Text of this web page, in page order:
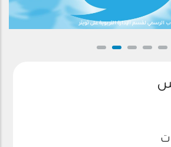
الرسمي لقسم الإدارة التربوية على تويتر